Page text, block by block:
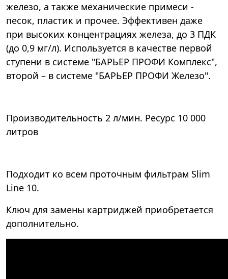
железо, а также механические примеси -
песок, пластик и прочее. Эффективен даже
при высоких концентрациях железа, до 3 ПДК
(до 0,9 мг/л). Используется в качестве первой
ступени в системе "БАРЬЕР ПРОФИ Комплекс",
второй – в системе "БАРЬЕР ПРОФИ Железо".
Производительность 2 л/мин. Ресурс 10 000
литров
Подходит ко всем проточным фильтрам Slim
Line 10.
Ключ для замены картриджей приобретается
дополнительно.